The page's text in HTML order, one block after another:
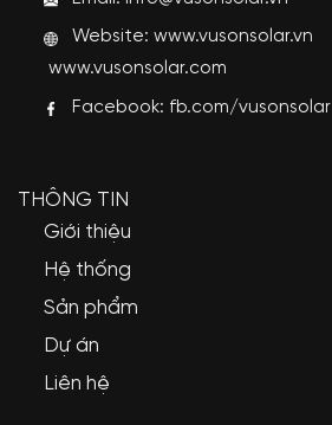
Website:www.vusonsolar.vn
www.vusonsolar.com
Facebook: fb.com/vusonsolar
THÔNG TIN
Giới thiệu
Hệ thống
Sản phẩm
Dự án
Liên hệ